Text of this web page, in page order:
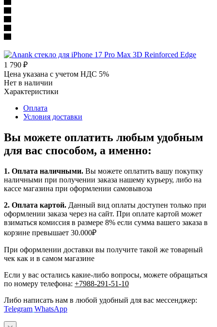
1 790 ₽
Цена указана с учетом НДС 5%
Нет в наличии
Характеристики
Оплата
Условия доставки
Вы можете оплатить любым удобным
для вас способом, а именно:
1. Оплата наличными. Вы можете оплатить вашу покупку
наличными при получении заказа нашему курьеру, либо на
кассе магазина при оформлении самовывоза
2. Оплата картой. Данный вид оплаты доступен только при
оформлении заказа через на сайт. При оплате картой может
взиматься комиссия в размере 8% если сумма вашего заказа в
корзине превышает 30.000₽
При оформлении доставки вы получите такой же товарный
чек как и в самом магазине
Если у вас остались какие-либо вопросы, можете обращаться
по номеру телефона: +7988-291-51-10
Либо написать нам в любой удобный для вас мессенджер:
Telegram WhatsApp